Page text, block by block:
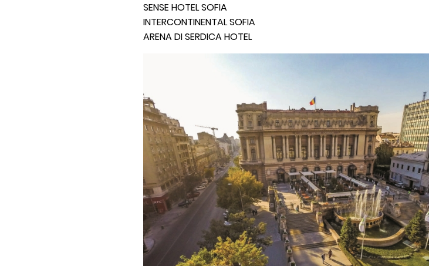
SENSE HOTEL SOFIA
INTERCONTINENTAL SOFIA
ARENA DI SERDICA HOTEL